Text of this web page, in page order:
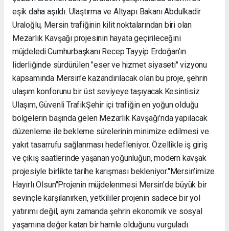
eşik daha aşıldı. Ulaştırma ve Altyapı Bakanı Abdulkadir
Uraloğlu, Mersin trafiğinin kilit noktalarından biri olan
Mezarlık Kavşağı projesinin hayata geçirileceğini
müjdeledi. ​Cumhurbaşkanı Recep Tayyip Erdoğan’ın
liderliğinde sürdürülen "eser ve hizmet siyaseti" vizyonu
kapsamında Mersin’e kazandırılacak olan bu proje, şehrin
ulaşım konforunu bir üst seviyeye taşıyacak. ​Kesintisiz
Ulaşım, Güvenli Trafik ​Şehir içi trafiğin en yoğun olduğu
bölgelerin başında gelen Mezarlık Kavşağı’nda yapılacak
düzenleme ile bekleme sürelerinin minimize edilmesi ve
yakıt tasarrufu sağlanması hedefleniyor. Özellikle iş giriş
ve çıkış saatlerinde yaşanan yoğunluğun, modern kavşak
projesiyle birlikte tarihe karışması bekleniyor. ​"Mersin’imize
Hayırlı Olsun" ​Projenin müjdelenmesi Mersin’de büyük bir
sevinçle karşılanırken, yetkililer projenin sadece bir yol
yatırımı değil, aynı zamanda şehrin ekonomik ve sosyal
yaşamına değer katan bir hamle olduğunu vurguladı. ​